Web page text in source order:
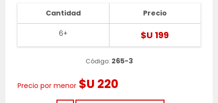
Cantidad
6+
Precio
$U 199
Código: 265-3
Precio por menor $U 220